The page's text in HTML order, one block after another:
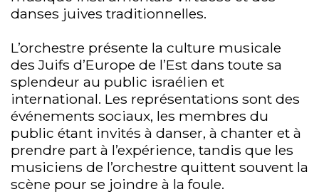
danses juives traditionnelles.
L’orchestre présente la culture musicale
des Juifs d’Europe de l’Est dans toute sa
splendeur au public israélien et
international. Les représentations sont des
événements sociaux, les membres du
public étant invités à danser, à chanter et à
prendre part à l’expérience, tandis que les
musiciens de l’orchestre quittent souvent la
scène pour se joindre à la foule.